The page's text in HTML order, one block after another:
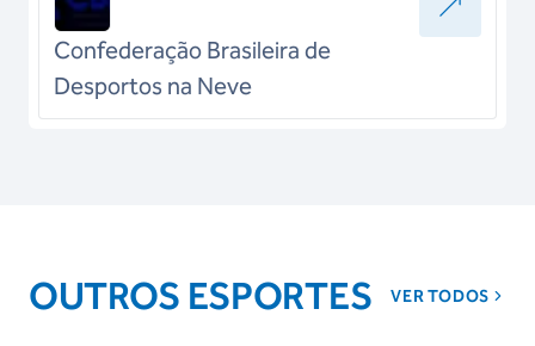
Confederação Brasileira de
Desportos na Neve
OUTROS ESPORTES VER TODOS